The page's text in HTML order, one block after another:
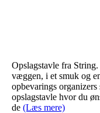
Opslagstavle fra
væggen, i et smuk og
opbevarings
opslagstavle hvor du
de (Læs mere)